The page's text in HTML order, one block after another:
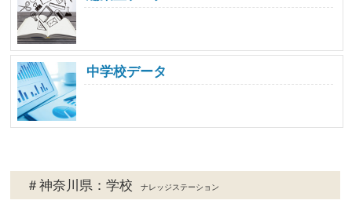
中学校データ
＃神奈川県：学校 ナレッジステーション